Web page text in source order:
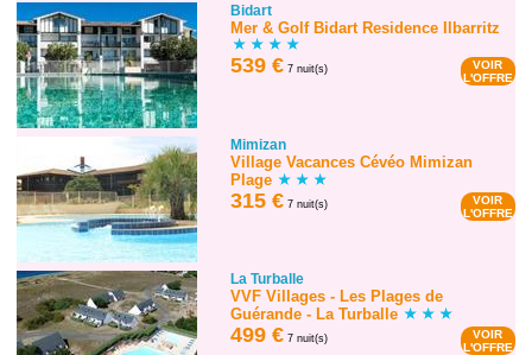
Bidart
Mer & Golf Bidart Residence Ilbarritz
539 € 7 nuit(s)
VOIR
L'OFFRE
Mimizan
Village Vacances Cévéo Mimizan
Plage
315 € 7 nuit(s)
VOIR
L'OFFRE
La Turballe
VVF Villages - Les Plages de
Guérande - La Turballe
499 € 7 nuit(s)
VOIR
L'OFFRE